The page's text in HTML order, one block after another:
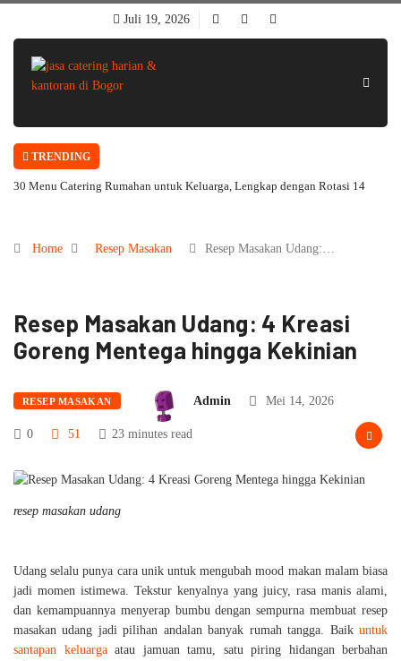
Juli 19, 2026
TRENDING
30 Menu Catering Rumahan untuk Keluarga, Lengkap dengan Rotasi 14
Home Resep Masakan Resep Masakan Udang:…
Resep Masakan Udang: 4 Kreasi
Goreng Mentega hingga Kekinian
RESEP MASAKAN Admin Mei 14, 2026
0 51 23 minutes read
resep masakan udang
Udang selalu punya cara unik untuk mengubah mood makan malam biasa
jadi momen istimewa. Tekstur kenyalnya yang juicy, rasa manis alami,
dan kemampuannya menyerap bumbu dengan sempurna membuat resep
masakan udang jadi pilihan andalan banyak rumah tangga. Baik untuk
santapan keluargaatau jamuan tamu, satu piring hidangan berbahan